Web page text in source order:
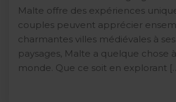
Malte offre des expériences
couples peuvent apprécier
charmantes villes médiévales à
paysages, Malte a quelque chose
monde. Que ce soit en explorant